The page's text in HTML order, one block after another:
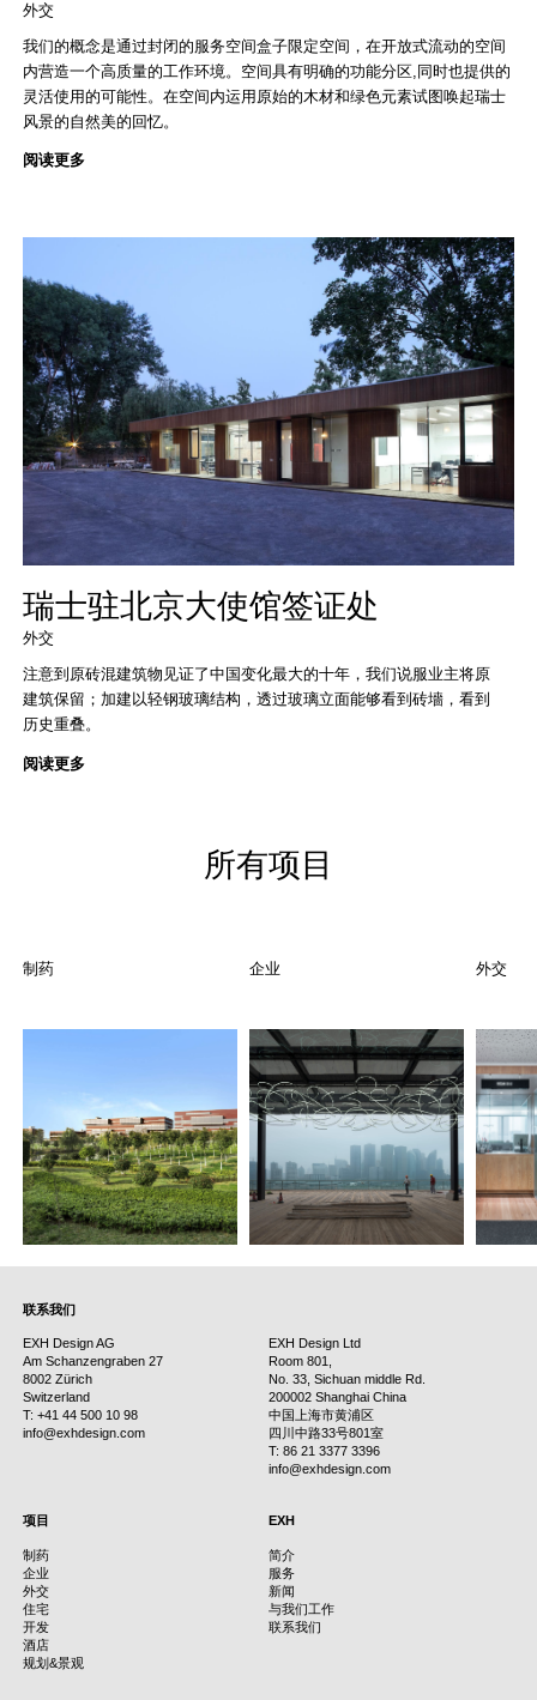
外交
我们的概念是通过封闭的服务空间盒子限定空间，在开放式流动的空间
内营造一个高质量的工作环境。空间具有明确的功能分区,同时也提供的
灵活使用的可能性。在空间内运用原始的木材和绿色元素试图唤起瑞士
风景的自然美的回忆。
阅读更多
瑞士驻北京大使馆签证处
外交
注意到原砖混建筑物见证了中国变化最大的十年，我们说服业主将原
建筑保留；加建以轻钢玻璃结构，透过玻璃立面能够看到砖墻，看到
历史重叠。
阅读更多
所有项目
制药 企业 外交
联系我们
EXH Design AG
Am Schanzengraben 27
8002 Zürich
Switzerland
T: +41 44 500 10 98
info@exhdesign.com
EXH Design Ltd
Room 801,
No. 33, Sichuan middle Rd.
200002 Shanghai China
中国上海市黄浦区
四川中路33号801室
T: 86 21 3377 3396
info@exhdesign.com
项目
制药
企业
外交
住宅
开发
酒店
规划&景观
EXH
简介
服务
新闻
与我们工作
联系我们